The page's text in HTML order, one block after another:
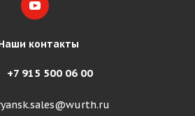
контакты
+7 915 500 06 00